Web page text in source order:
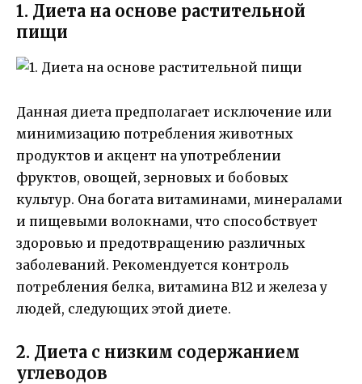
1. Диета на основе растительной
пищи
Данная диета предполагает исключение или
минимизацию потребления животных
продуктов и акцент на употреблении
фруктов, овощей, зерновых и бобовых
культур. Она богата витаминами, минералами
и пищевыми волокнами, что способствует
здоровью и предотвращению различных
заболеваний. Рекомендуется контроль
потребления белка, витамина B12 и железа у
людей, следующих этой диете.
2. Диета с низким содержанием
углеводов